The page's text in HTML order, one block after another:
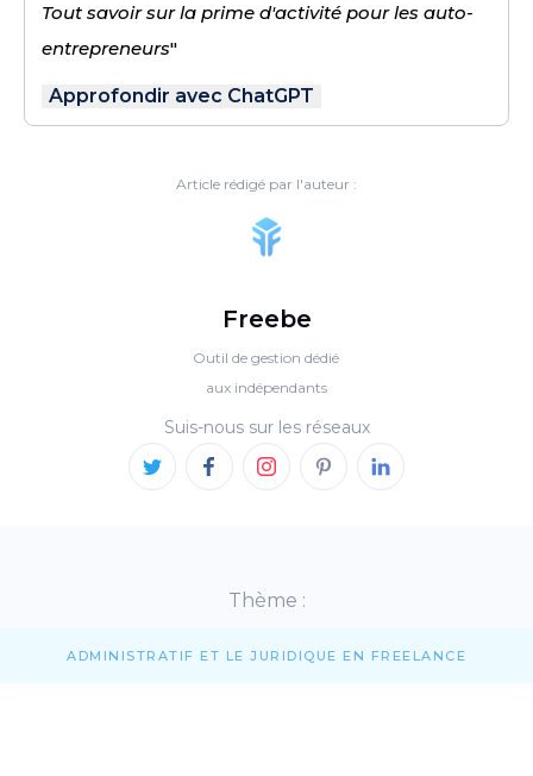
Tout savoir sur la prime d'activité pour les auto-
entrepreneurs"
Approfondir avec ChatGPT
Article rédigé par l'auteur :
Freebe
Outil de gestion dédié
aux indépendants
Suis-nous sur les réseaux
Thème :
ADMINISTRATIF ET LE JURIDIQUE EN FREELANCE